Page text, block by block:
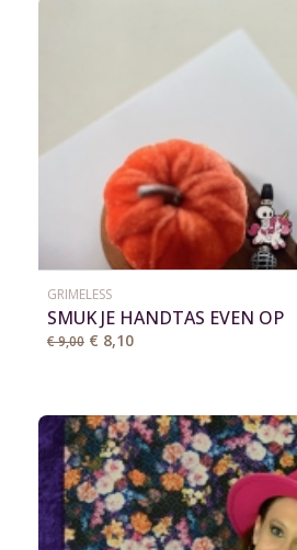
GRIMELESS
SMUK JE HANDTAS EVEN OP
€ 9,00 € 8,10